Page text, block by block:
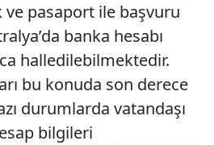
pasaport ile başvuru
banka hesabı
halledilebilmektedir.
bu konuda son derece
durumlarda vatandaşı
bilgileri